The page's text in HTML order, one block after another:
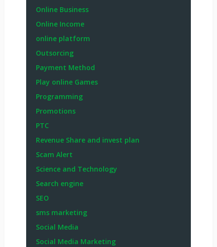
Online Business
Online Income
online platform
Outsorcing
Payment Method
Play online Games
Programming
Promotions
PTC
Revenue Share and invest plan
Scam Alert
Science and Technology
Search engine
SEO
sms marketing
Social Media
Social Media Marketing